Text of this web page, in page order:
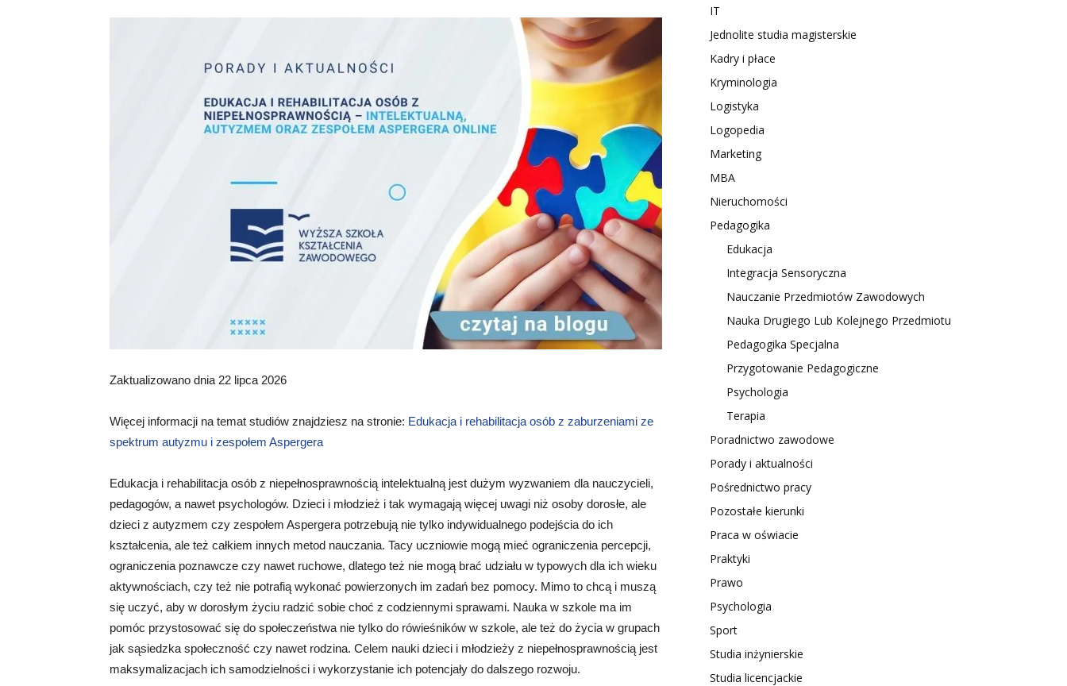
Zaktualizowano dnia 22 lipca 2026
Więcej informacji na temat studiów znajdziesz na stronie: Edukacja i rehabilitacja osób z zaburzeniami ze
spektrum autyzmu i zespołem Aspergera
Edukacja i rehabilitacja osób z niepełnosprawnością intelektualną jest dużym wyzwaniem dla nauczycieli,
pedagogów, a nawet psychologów. Dzieci i młodzież i tak wymagają więcej uwagi niż osoby dorosłe, ale
dzieci z autyzmem czy zespołem Aspergera potrzebują nie tylko indywidualnego podejścia do ich
kształcenia, ale też całkiem innych metod nauczania. Tacy uczniowie mogą mieć ograniczenia percepcji,
ograniczenia poznawcze czy nawet ruchowe, dlatego też nie mogą brać udziału w typowych dla ich wieku
aktywnościach, czy też nie potrafią wykonać powierzonych im zadań bez pomocy. Mimo to chcą i muszą
się uczyć, aby w dorosłym życiu radzić sobie choć z codziennymi sprawami. Nauka w szkole ma im
pomóc przystosować się do społeczeństwa nie tylko do rówieśników w szkole, ale też do życia w grupach
jak sąsiedzka społeczność czy nawet rodzina. Celem nauki dzieci i młodzieży z niepełnosprawnością jest
maksymalizacjach ich samodzielności i wykorzystanie ich potencjały do dalszego rozwoju.
IT
Jednolite studia magisterskie
Kadry i płace
Kryminologia
Logistyka
Logopedia
Marketing
MBA
Nieruchomości
Pedagogika
Edukacja
Integracja Sensoryczna
Nauczanie Przedmiotów Zawodowych
Nauka Drugiego Lub Kolejnego Przedmiotu
Pedagogika Specjalna
Przygotowanie Pedagogiczne
Psychologia
Terapia
Poradnictwo zawodowe
Porady i aktualności
Pośrednictwo pracy
Pozostałe kierunki
Praca w oświacie
Praktyki
Prawo
Psychologia
Sport
Studia inżynierskie
Studia licencjackie